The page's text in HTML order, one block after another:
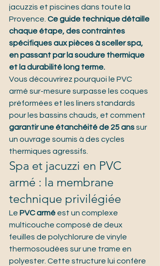
jacuzzis et piscines dans toute la
Provence. Ce guide technique détaille
chaque étape, des contraintes
spécifiques aux pièces à sceller spa,
en passant par la soudure thermique
et la durabilité long terme.
Vous découvrirez pourquoi le PVC
armé sur-mesure surpasse les coques
préformées et les liners standards
pour les bassins chauds, et comment
garantir une étanchéité de 25 ans sur
un ouvrage soumis à des cycles
thermiques agressifs.
Spa et jacuzzi en PVC
armé : la membrane
technique privilégiée
Le PVC armé est un complexe
multicouche composé de deux
feuilles de polychlorure de vinyle
thermosoudées sur une trame en
polyester. Cette structure lui confère